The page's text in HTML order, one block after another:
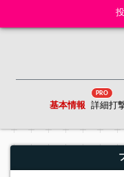
基本情報
PRO
詳細打